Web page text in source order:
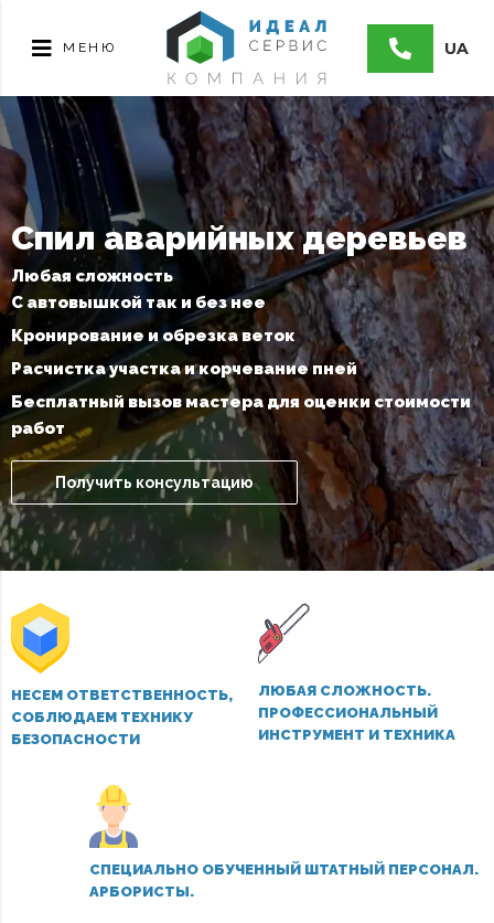
МЕНЮ UA
Спил аварийных деревьев
Любая сложность
С автовышкой так и без нее
Кронирование и обрезка веток
Расчистка участка и корчевание пней
Бесплатный вызов мастера для оценки стоимости
работ
Получить консультацию
НЕСЕМ ОТВЕТСТВЕННОСТЬ,
СОБЛЮДАЕМ ТЕХНИКУ
БЕЗОПАСНОСТИ
ЛЮБАЯ СЛОЖНОСТЬ.
ПРОФЕССИОНАЛЬНЫЙ
ИНСТРУМЕНТ И ТЕХНИКА
СПЕЦИАЛЬНО ОБУЧЕННЫЙ ШТАТНЫЙ ПЕРСОНАЛ.
АРБОРИСТЫ.